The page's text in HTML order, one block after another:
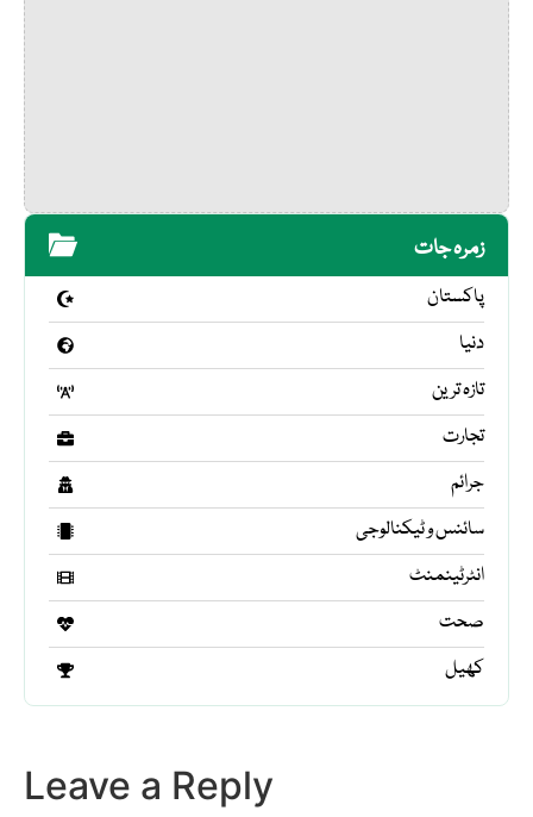
زمرہ جات
پاکستان
دنیا
تازہ ترین
تجارت
جرائم
سائنس و ٹیکنالوجی
انٹرٹینمنٹ
صحت
کھیل
Leave a Reply